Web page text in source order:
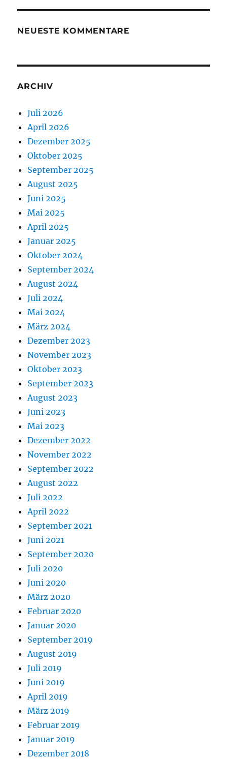
NEUESTE KOMMENTARE
ARCHIV
Juli 2026
April 2026
Dezember 2025
Oktober 2025
September 2025
August 2025
Juni 2025
Mai 2025
April 2025
Januar 2025
Oktober 2024
September 2024
August 2024
Juli 2024
Mai 2024
März 2024
Dezember 2023
November 2023
Oktober 2023
September 2023
August 2023
Juni 2023
Mai 2023
Dezember 2022
November 2022
September 2022
August 2022
Juli 2022
April 2022
September 2021
Juni 2021
September 2020
Juli 2020
Juni 2020
März 2020
Februar 2020
Januar 2020
September 2019
August 2019
Juli 2019
Juni 2019
April 2019
März 2019
Februar 2019
Januar 2019
Dezember 2018